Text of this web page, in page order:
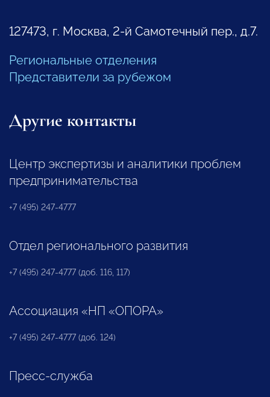
127473, г. Москва, 2-й Самотечный пер., д.7.
Региональные отделения
Представители за рубежом
Другие контакты
Центр экспертизы и аналитики проблем
предпринимательства
+7 (495) 247-4777
Отдел регионального развития
+7 (495) 247-4777 (доб. 116, 117)
Ассоциация «НП «ОПОРА»
+7 (495) 247-4777 (доб. 124)
Пресс-служба